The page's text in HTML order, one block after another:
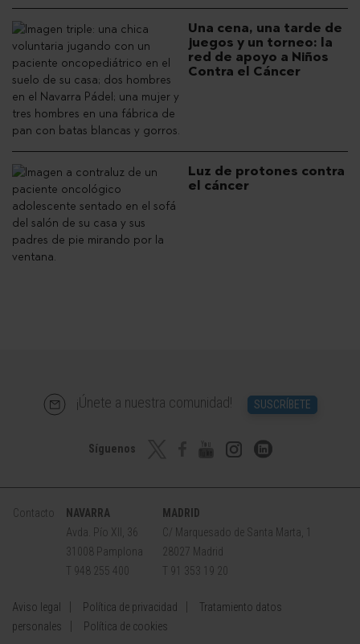
Una cena, una tarde de
juegos y un torneo: la
red de apoyo a Niños
Contra el Cáncer
Luz de protones contra
el cáncer
¡Únete a nuestra comunidad! SUSCRÍBETE
Síguenos
Contacto
NAVARRA
Avda. Pío XII, 36
31008 Pamplona
T 948 255 400
MADRID
C/ Marquesado de Santa Marta, 1
28027 Madrid
T 91 353 19 20
Aviso legal Política de privacidad
Tratamiento datos
personales
Política de cookies